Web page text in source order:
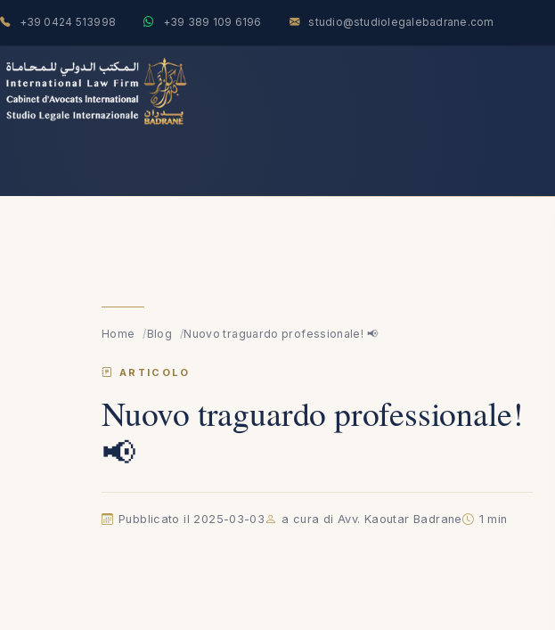
+39 0424 513998 +39 389 109 6196 studio@studiolegalebadrane.com
Home Blog Nuovo traguardo professionale! 📢
ARTICOLO
Nuovo traguardo professionale!
📢
Pubblicato il 2025-03-03 a cura di Avv. Kaoutar Badrane 1 min